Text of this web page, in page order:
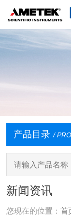
产品目录 /
新闻资讯
您现在的位置：首